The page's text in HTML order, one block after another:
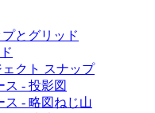
とグリッド
クト スナップ
ス - 投影図
ス - 略図ねじ山